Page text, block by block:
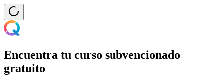
Encuentra tu curso subvencionado
gratuito